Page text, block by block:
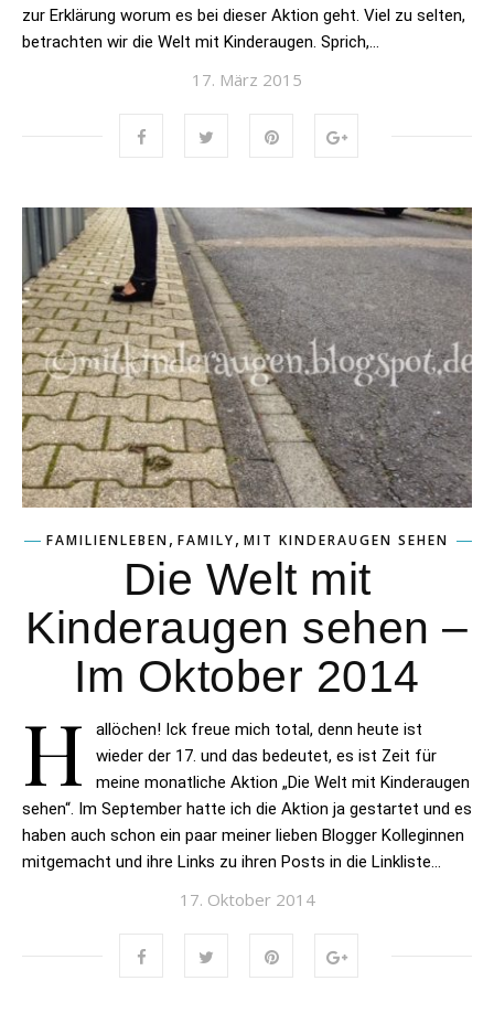
zur Erklärung worum es bei dieser Aktion geht. Viel zu selten,
betrachten wir die Welt mit Kinderaugen. Sprich,…
17. März 2015
FAMILIENLEBEN, FAMILY, MIT KINDERAUGEN SEHEN
Die Welt mit
Kinderaugen sehen –
Im Oktober 2014
H
allöchen! Ick freue mich total, denn heute ist
wieder der 17. und das bedeutet, es ist Zeit für
meine monatliche Aktion „Die Welt mit Kinderaugen
sehen“. Im September hatte ich die Aktion ja gestartet und es
haben auch schon ein paar meiner lieben Blogger Kolleginnen
mitgemacht und ihre Links zu ihren Posts in die Linkliste…
17. Oktober 2014